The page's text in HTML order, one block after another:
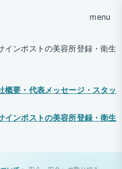
menu
インポストの美容所登録・衛生
概要・代表メッセージ・スタッ
インポストの美容所登録・衛生